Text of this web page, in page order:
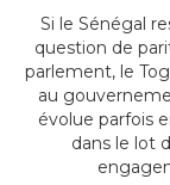
Si le Sénégal
question de
parlement, le
au
évolue parfois
dans le lot